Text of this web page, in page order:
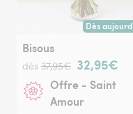
Dès
Livraison
Bisous
dès 37,95€ 32,95€
Offre - Saint
Amour